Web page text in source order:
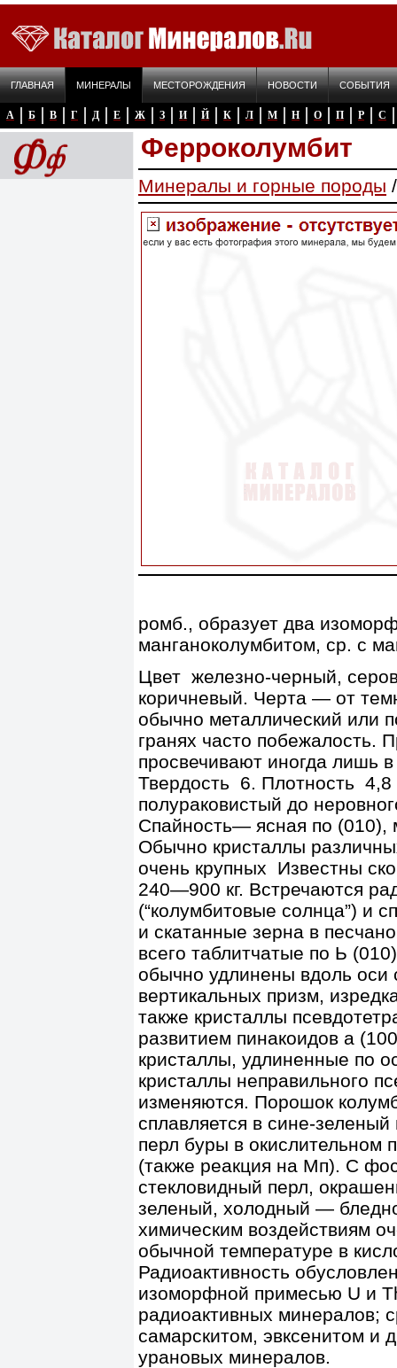
ГЛАВНАЯ МИНЕРАЛЫ МЕСТОРОЖДЕНИЯ НОВОСТИ СОБЫТИЯ
А Б В Г Д Е Ж З И Й К Л М Н О П Р С
Ферроколумбит
Минералы и горные породы
ромб., образует два
манганоколумбитом, ср. с
Цвет железно-черный,
коричневый. Черта — от
обычно металлический или
гранях часто побежалость.
просвечивают иногда лишь
Твердость 6. Плотность
полураковистый до
Спайность— ясная по (010),
Обычно кристаллы
очень крупных Известны
240—900 кг. Встречаются
(“колумбитовые солнца”) и
и скатанные зерна в
всего таблитчатые по Ь
обычно удлинены вдоль оси
вертикальных призм,
также кристаллы
развитием пинакоидов а
кристаллы, удлиненные по
кристаллы неправильного
изменяются. Порошок
сплавляется в сине-
перл буры в окислительном
(также реакция на Мп). С
стекловидный перл,
зеленый, холодный —
химическим воздействиям
обычной температуре в
Радиоактивность
изоморфной примесью U и
радиоактивных минералов;
самарскитом, эвксенитом и
урановых минералов.